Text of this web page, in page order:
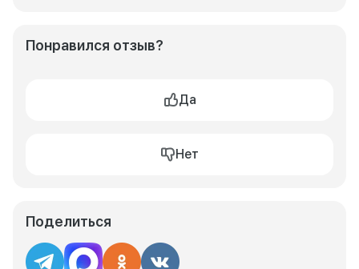
Понравился отзыв?
Да
Нет
Поделиться